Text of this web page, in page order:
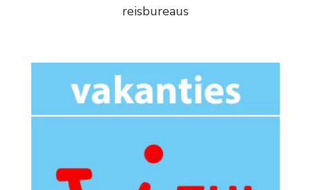
reisbureaus